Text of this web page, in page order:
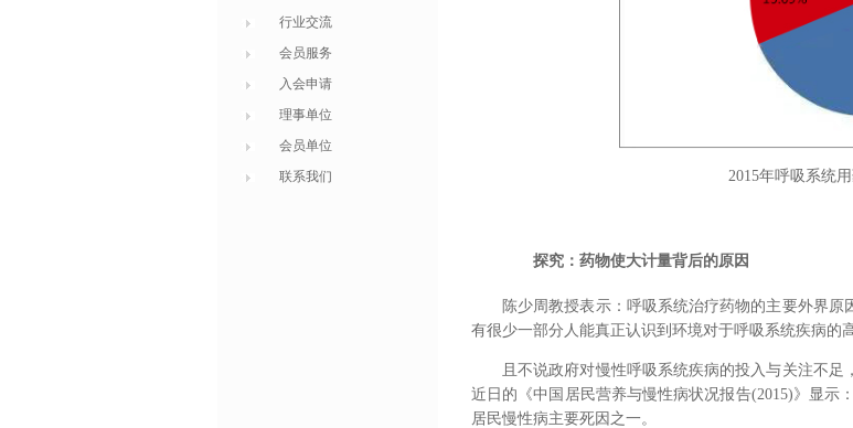
行业交流
会员服务
入会申请
理事单位
会员单位
联系我们
2015年呼吸系统
探究：药物使大计量背后的原因
陈少周教授表示：呼吸系统治疗药物的主要外界
有很少一部分人能真正认识到环境对于呼吸系统疾病的
且不说政府对慢性呼吸系统疾病的投入与关注不
近日的《中国居民营养与慢性病状况报告(2015)》显示
居民慢性病主要死因之一。